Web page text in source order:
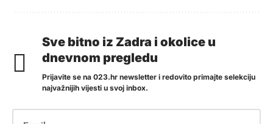
Sve bitno iz Zadra i okolice u
dnevnom pregledu
Prijavite se na 023.hr newsletter i redovito primajte selekciju
najvažnijih vijesti u svoj inbox.